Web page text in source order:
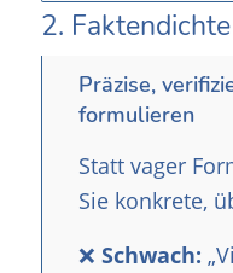
2.
Präzise,
formulieren
Statt vager
Sie konkrete,
❌ Schwach: